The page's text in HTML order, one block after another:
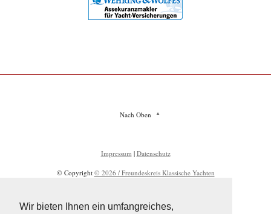
Wir bieten Ihnen ein umfangreiches,
Nach Oben
Impressum | Datenschutz
© Copyright © 2026 / Freundeskreis Klassische Yachten